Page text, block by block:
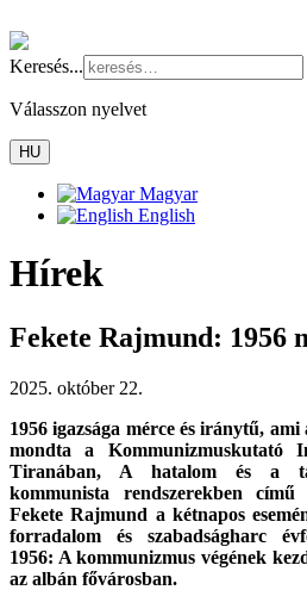
Keresés...
Válasszon nyelvet
HU
Magyar
English
Hírek
Fekete Rajmund: 1956
2025. október 22.
1956 igazsága mérce és iránytű,
mondta a Kommunizmuskutató
Tiranában, A hatalom és a
kommunista rendszerekben című
Fekete Rajmund a kétnapos
forradalom és szabadságharc
1956: A kommunizmus végének
az albán fővárosban.